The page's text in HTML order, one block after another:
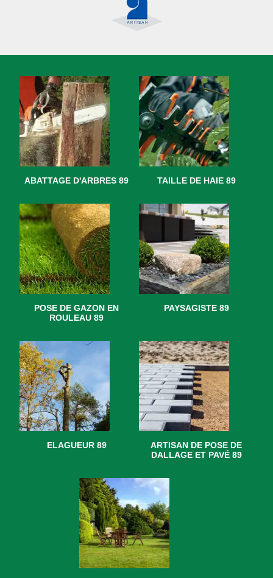
ABATTAGE D'ARBRES 89 TAILLE DE HAIE 89
POSE DE GAZON EN
ROULEAU 89
PAYSAGISTE 89
ELAGUEUR 89
ARTISAN DE POSE DE
DALLAGE ET PAVÉ 89